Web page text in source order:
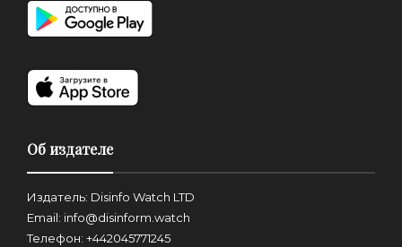
Об издателе
Издатель: Disinfo Watch LTD
Email: info@disinform.watch
Телефон: +442045771245